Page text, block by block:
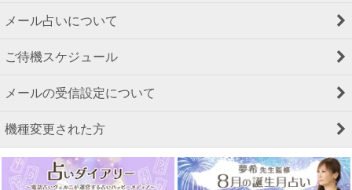
メール占いについて
ご待機スケジュール
メールの受信設定について
機種変更された方